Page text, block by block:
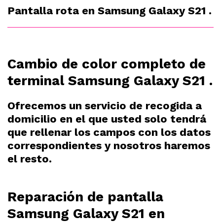
Pantalla rota en Samsung Galaxy S21 .
Cambio de color completo de
terminal Samsung Galaxy S21 .
Ofrecemos un servicio de recogida a
domicilio en el que usted solo tendrá
que rellenar los campos con los datos
correspondientes y nosotros haremos
el resto.
Reparación de pantalla
Samsung Galaxy S21 en